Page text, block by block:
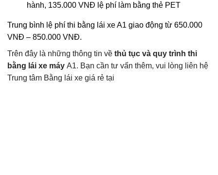
hành, 135.000 VNĐ lệ phí làm bằng thẻ PET
Trung bình lệ phí thi bằng lái xe A1 giao động từ 650.000
VNĐ – 850.000 VNĐ.
Trên đây là những thông tin về thủ tục và quy trình thi
bằng lái xe máy A1. Bạn cần tư vấn thêm, vui lòng liên hệ
Trung tâm Bằng lái xe giá rẻ tại